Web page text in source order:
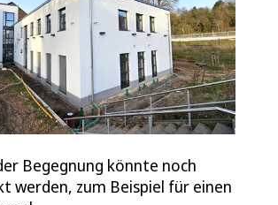
Begegnung könnte noch
werden, zum Beispiel für einen